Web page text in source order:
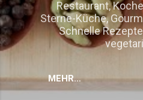
Restaurant,
Sterne-Küche,
Schnelle
MEHR…